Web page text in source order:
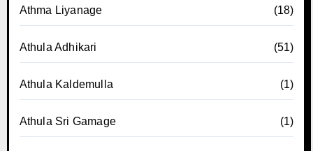
Athma Liyanage (18)
Athula Adhikari (51)
Athula Kaldemulla (1)
Athula Sri Gamage (1)